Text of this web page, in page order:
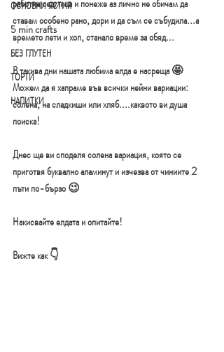
ОСНОВНИ ЯСТИЯ
5 min crafts
БЕЗ ГЛУТЕН
ТОРТИ
НАПИТКИ
ставам особено рано, дори и да съм се събудила...а
времето лети и хоп, станало време за обяд...
В такива дни нашата любима елда е насреща 🤩
Можем да я хапраме във всички нейни вариации:
солена, на сладкиши или хляб....каквото ви душа
поиска!
Днес ще ви споделя солена вариация, която се
приготвя буквално аламинут и изчезва от чиниите 2
пъти по-бързо 😉
Накисвайте елдата и опитайте!
Вижте как 👇